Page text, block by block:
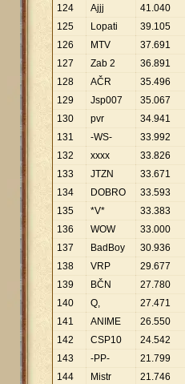
124
Ajjj 41.040
125
Lopati 39.105
126
MTV 37.691
127
Zab 2 36.891
128
AČR 35.496
129
Jsp007 35.067
130
pvr 34.941
131
-WS- 33.992
132
xxxx 33.826
133
JTZN 33.671
134
DOBRO 33.593
135
*V* 33.383
136
WOW 33.000
137
BadBoy 30.936
138
VRP 29.677
139
BČN 27.780
140
Q, 27.471
141
ANIME 26.550
142
CSP10 24.542
143
-PP- 21.799
144
Mistr 21.746